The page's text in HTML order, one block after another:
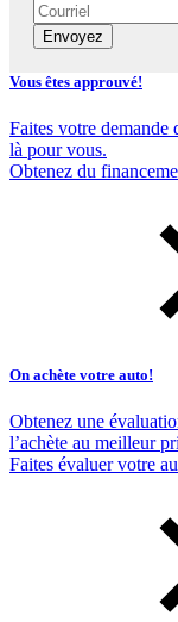
Envoyez
Vous êtes approuvé!
Faites votre demande
là pour vous.
Obtenez du
On achète votre auto!
Obtenez une
l’achète au meilleur
Faites évaluer votre